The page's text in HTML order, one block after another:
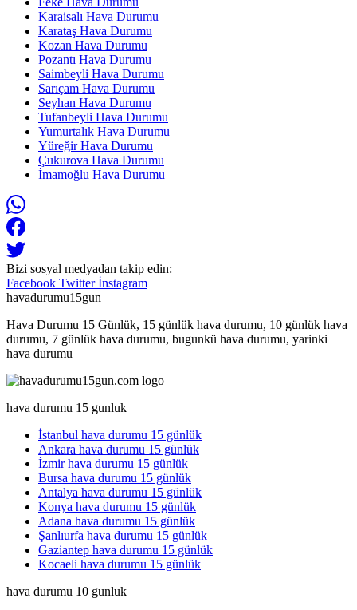
Karaisalı Hava Durumu
Karataş Hava Durumu
Kozan Hava Durumu
Pozantı Hava Durumu
Saimbeyli Hava Durumu
Sarıçam Hava Durumu
Seyhan Hava Durumu
Tufanbeyli Hava Durumu
Yumurtalık Hava Durumu
Yüreğir Hava Durumu
Çukurova Hava Durumu
İmamoğlu Hava Durumu
Bizi sosyal medyadan takip edin:
Facebook Twitterİnstagram
havadurumu15gun
Hava Durumu 15 Günlük, 15 günlük hava durumu, 10 günlük hava
durumu, 7 günlük hava durumu, bugunkü hava durumu, yarinki
hava durumu
hava durumu 15 gunluk
İstanbul hava durumu 15 günlük
Ankara hava durumu 15 günlük
İzmir hava durumu 15 günlük
Bursa hava durumu 15 günlük
Antalya hava durumu 15 günlük
Konya hava durumu 15 günlük
Adana hava durumu 15 günlük
Şanlıurfa hava durumu 15 günlük
Gaziantep hava durumu 15 günlük
Kocaeli hava durumu 15 günlük
hava durumu 10 gunluk